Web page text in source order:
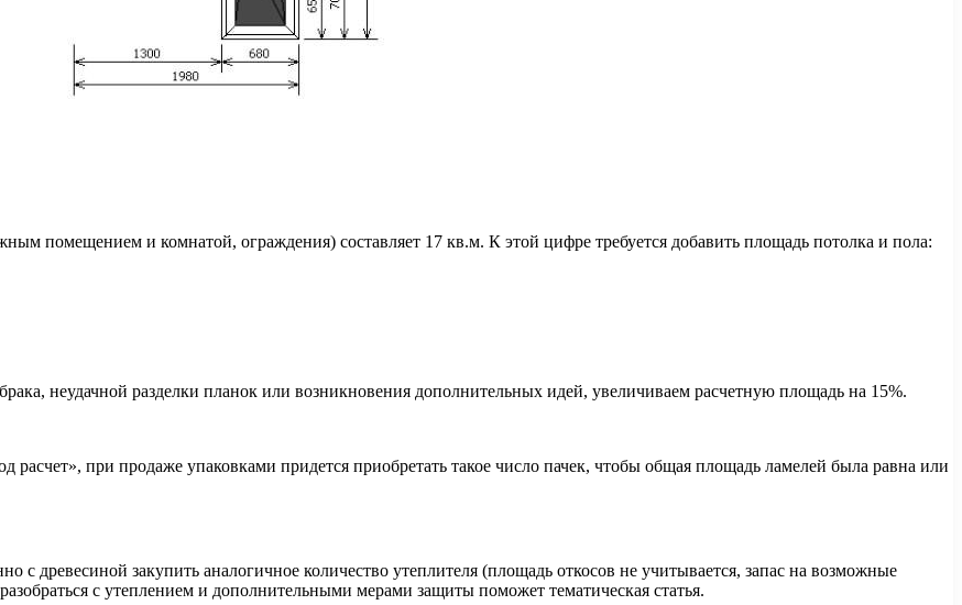
помещением и комнатой, ограждения) составляет 17 кв.м. К этой цифре требуется добавить площадь потолка и пола:
неудачной разделки планок или возникновения дополнительных идей, увеличиваем расчетную площадь на 15%.
расчет», при продаже упаковками придется приобретать такое число пачек, чтобы общая площадь ламелей была равна или
древесиной закупить аналогичное количество утеплителя (площадь откосов не учитывается, запас на возможные
с утеплением и дополнительными мерами защиты поможет тематическая статья.